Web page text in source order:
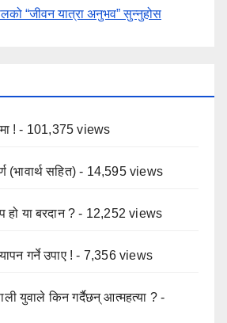
“जीवन यात्रा अनुभव” ​सुन्नुहोस
! - 101,375 views
(भावार्थ सहित) - 14,595 views
हो या बरदान ? - 12,252 views
गर्ने उपाए ! - 7,356 views
युवाले किन गर्दैछन् आत्महत्या ? -